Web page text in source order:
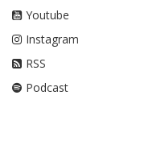
Youtube
Instagram
RSS
Podcast